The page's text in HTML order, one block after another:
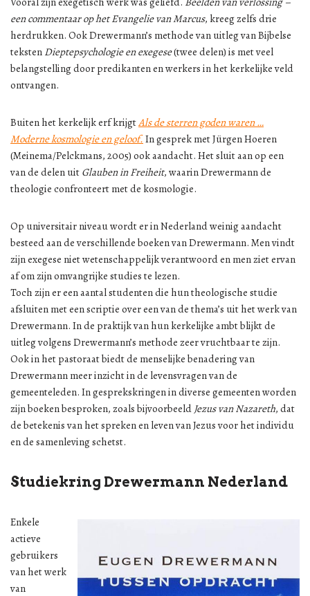
een commentaar op het Evangelie van Marcus, kreeg zelfs drie
herdrukken. Ook Drewermann’s methode van uitleg van Bijbelse
teksten Dieptepsychologie en exegese(twee delen) is met veel
belangstelling door predikanten en werkers in het kerkelijke veld
ontvangen.
Buiten het kerkelijk erf krijgtAls de sterren goden waren …
Moderne kosmologie en geloof.In gesprek met Jürgen Hoeren
(Meinema/Pelckmans, 2005) ook aandacht. Het sluit aan op een
van de delen uit Glauben in Freiheit, waarin Drewermann de
theologie confronteert met de kosmologie.
Op universitair niveau wordt er in Nederland weinig aandacht
besteed aan de verschillende boeken van Drewermann. Men vindt
zijn exegese niet wetenschappelijk verantwoord en men ziet ervan
af om zijn omvangrijke studies te lezen.
Toch zijn er een aantal studenten die hun theologische studie
afsluiten met een scriptie over een van de thema’s uit het werk van
Drewermann. In de praktijk van hun kerkelijke ambt blijkt de
uitleg volgens Drewermann’s methode zeer vruchtbaar te zijn.
Ook in het pastoraat biedt de menselijke benadering van
Drewermann meer inzicht in de levensvragen van de
gemeenteleden. In gesprekskringen in diverse gemeenten worden
zijn boeken besproken, zoals bijvoorbeeld Jezus van Nazareth, dat
de betekenis van het spreken en leven van Jezus voor het individu
en de samenleving schetst.
Studiekring Drewermann Nederland
Enkele
actieve
gebruikers
van het werk
van